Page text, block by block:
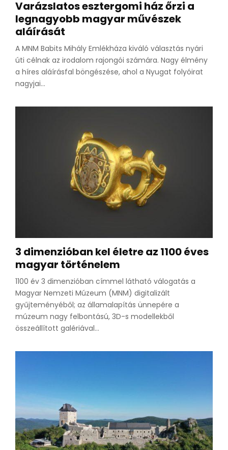
Varázslatos esztergomi ház őrzi a
legnagyobb magyar művészek
aláírását
A MNM Babits Mihály Emlékháza kiváló választás nyári
úti célnak az irodalom rajongói számára. Nagy élmény
a híres aláírásfal böngészése, ahol a Nyugat folyóirat
nagyjai...
3 dimenzióban kel életre az 1100 éves
magyar történelem
1100 év 3 dimenzióban címmel látható válogatás a
Magyar Nemzeti Múzeum (MNM) digitalizált
gyűjteményéből; az államalapítás ünnepére a
múzeum nagy felbontású, 3D-s modellekből
összeállított galériával...